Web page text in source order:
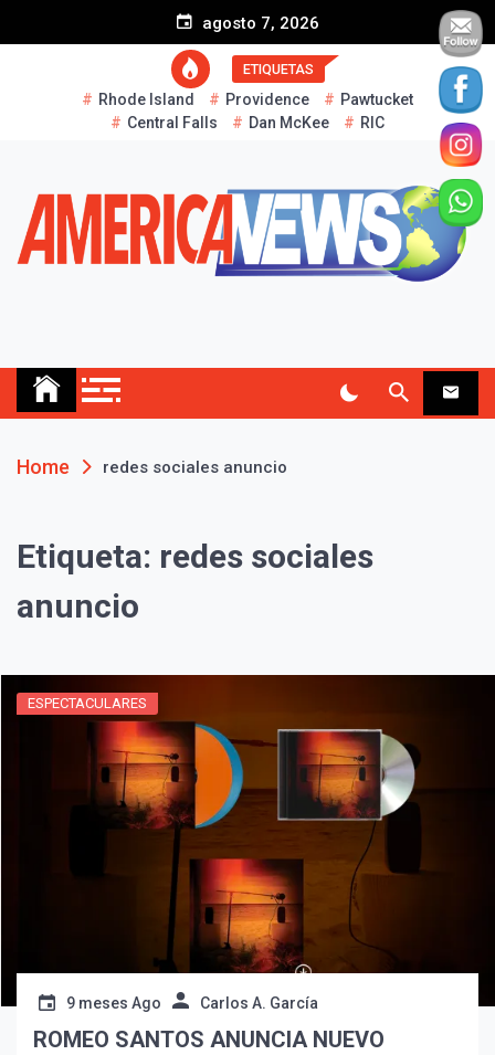
agosto 7, 2026
ETIQUETAS
Rhode Island Providence
Pawtucket
Central Falls
Dan McKee RIC
¡Suscríbete y Vive la
Experiencia!
Home redes sociales anuncio
Etiqueta: redes sociales
anuncio
ESPECTACULARES
9 meses Ago Carlos A. García
ROMEO SANTOS ANUNCIA NUEVO